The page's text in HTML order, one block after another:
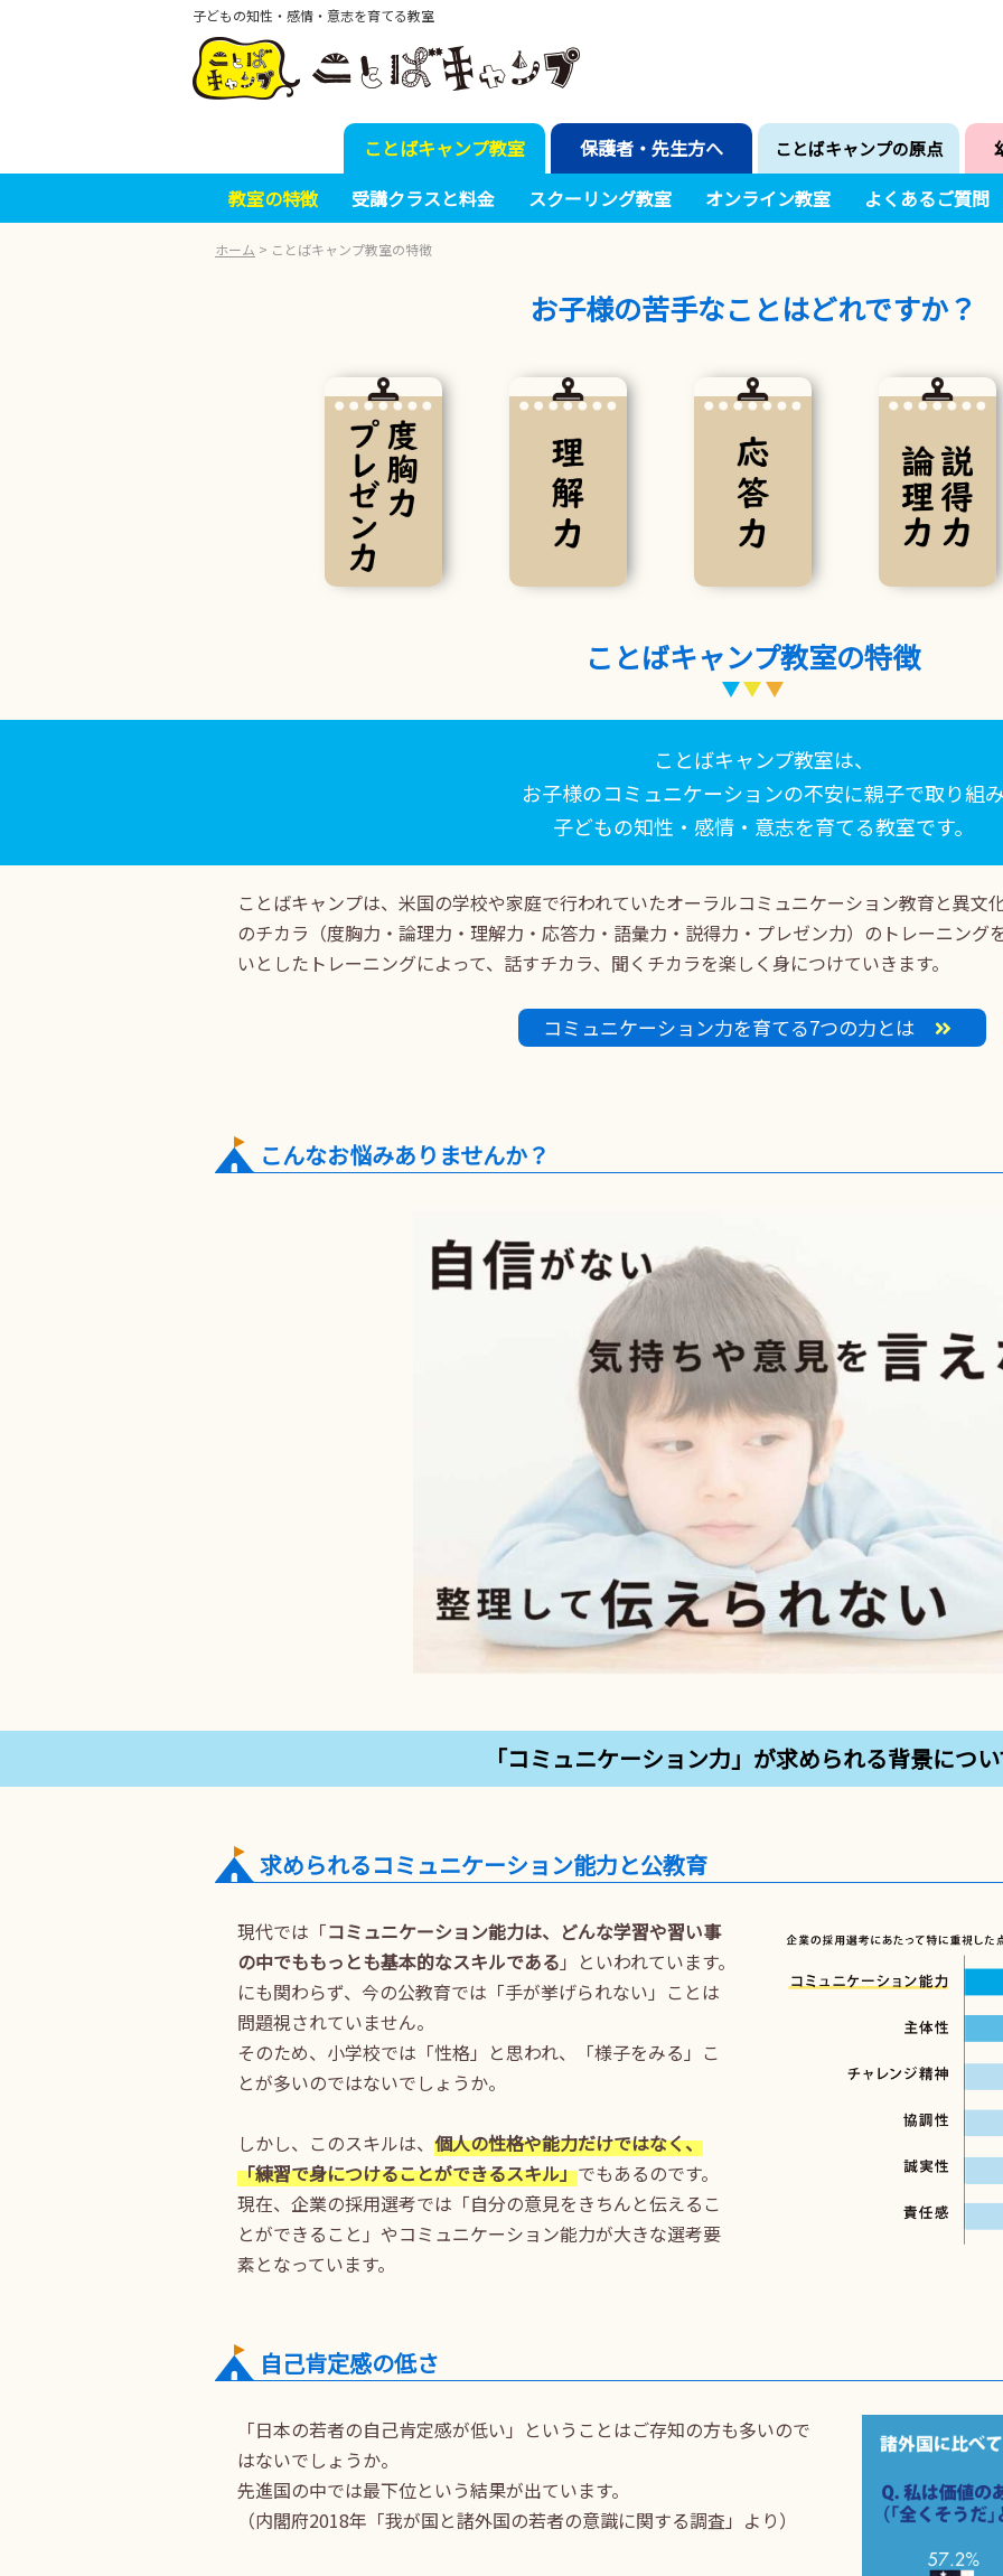
子どもの知性・感情・意志を育てる教室
ことばキャンプ教室
教室の特徴
受講クラスと料金 スクーリング教室 オンライン教室 よくあるご質問
保護者・先生方へ ことばキャンプの原点
ホーム > ことばキャンプ教室の特徴
お子様の苦手なことはどれですか？
ことばキャンプ教室の特徴
ことばキャンプ教室は、
お子様のコミュニケーションの不安に親子で取り組
子どもの知性・感情・意志を育てる教室です。
ことばキャンプは、米国の学校や家庭で行われていたオーラルコミュニケーション教育と異文
のチカラ（度胸力・論理力・理解力・応答力・語彙力・説得力・プレゼン力）のトレーニング
いとしたトレーニングによって、話すチカラ、聞くチカラを楽しく身につけていきます。
コミュニケーション力を育てる7つの力とは
こんなお悩みありませんか？
「コミュニケーション力」が求められる背景につ
求められるコミュニケーション能力と公教育
現代では「コミュニケーション能力は、どんな学習や習い事
の中でももっとも基本的なスキルである 」といわれています。
にも関わらず、今の公教育では「手が挙げられない」ことは
問題視されていません。
そのため、小学校では「性格」と思われ、「様子をみる」こ
とが多いのではないでしょうか。
しかし、このスキルは、 個人の性格や能力だけではなく、
「練習で身につけることができるスキル」でもあるのです。
現在、企業の採用選考では「自分の意見をきちんと伝えるこ
とができること」やコミュニケーション能力が大きな選考要
素となっています。
自己肯定感の低さ
「日本の若者の自己肯定感が低い」ということはご存知の方も多いので
はないでしょうか。
先進国の中では最下位という結果が出ています。
（内閣府2018年「我が国と諸外国の若者の意識に関する調査」より）